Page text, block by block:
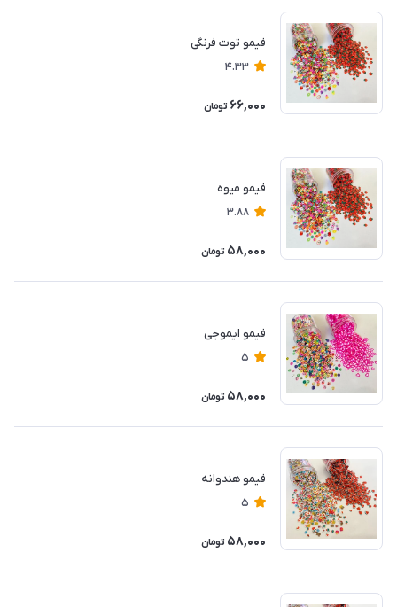
فیمو توت فرنگی
4.33
66,000 تومان
فیمو میوه
3.88
58,000 تومان
فیمو ایموجی
5
58,000 تومان
فیمو هندوانه‌
5
58,000 تومان